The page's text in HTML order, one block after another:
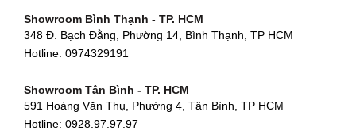
Showroom Bình Thạnh - TP. HCM
348 Đ. Bạch Đằng, Phường 14, Bình Thạnh, TP HCM
Hotline: 0974329191
Showroom Tân Bình - TP. HCM
591 Hoàng Văn Thụ, Phường 4, Tân Bình, TP HCM
Hotline: 0928.97.97.97